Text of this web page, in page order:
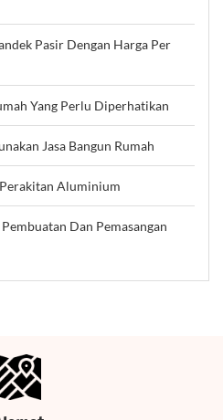
Pasir Dengan Harga Per
Yang Perlu Diperhatikan
Jasa Bangun Rumah
Aluminium
Dan Pemasangan